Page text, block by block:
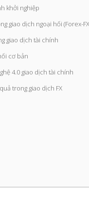
khởi nghiệp
giao dịch ngoại hối (Forex-
giao dịch tài chính
cơ bản
4.0 giao dịch tài chính
trong giao dịch FX